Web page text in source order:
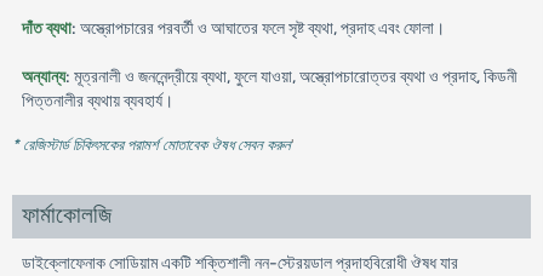
দাঁত ব্যথা: অস্ত্রোপচারের পরবর্তী ও আঘাতের ফলে সৃষ্ট ব্যথা, প্রদাহ এবং ফোলা।
অন্যান্য: মূত্রনালী ও জননেন্দ্রীয়ে ব্যথা, ফুলে যাওয়া, অস্ত্রোপচারোত্তর ব্যথা ও প্রদাহ, কিডনী
পিত্তনালীর ব্যথায় ব্যবহার্য।
* রেজিস্টার্ড চিকিৎসকের পরামর্শ মোতাবেক ঔষধ সেবন করুন'
ফার্মাকোলজি
ডাইক্লোফেনাক সোডিয়াম একটি শক্তিশালী নন-স্টেরয়ডাল প্রদাহবিরোধী ঔষধ যার